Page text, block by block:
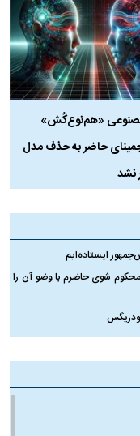
«هم‌نوع‌کُش»
حاضر به حذف مدل
نشد
ایستاده‌ایم
شوی حاضرم با وضو آن را